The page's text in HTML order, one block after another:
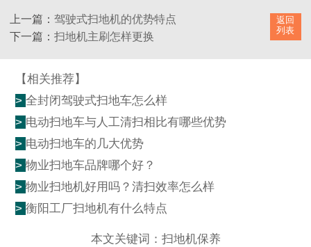
返回
列表
上一篇： 驾驶式扫地机的优势特点
下一篇： 扫地机主刷怎样更换
【相关推荐】
>全封闭驾驶式扫地车怎么样
> 电动扫地车与人工清扫相比有哪些优势
> 电动扫地车的几大优势
>物业扫地车品牌哪个好？
>物业扫地机好用吗？清扫效率怎么样
>衡阳工厂扫地机有什么特点
本文关键词： 扫地机保养